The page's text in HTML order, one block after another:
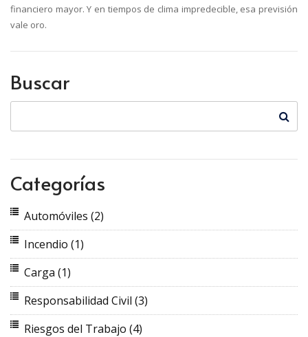
financiero mayor. Y en tiempos de clima impredecible, esa previsión
vale oro.
Buscar
Categorías
Automóviles (2)
Incendio (1)
Carga (1)
Responsabilidad Civil (3)
Riesgos del Trabajo (4)